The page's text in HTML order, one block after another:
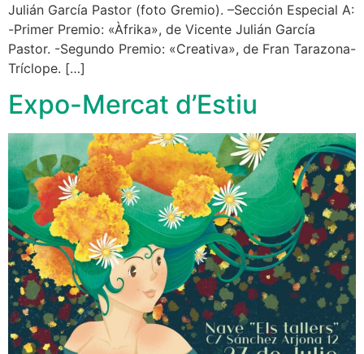
Julián García Pastor (foto Gremio). –Sección Especial A:
-Primer Premio: «Àfrika», de Vicente Julián García
Pastor. -Segundo Premio: «Creativa», de Fran Tarazona-
Tríclope. […]
Expo-Mercat d’Estiu